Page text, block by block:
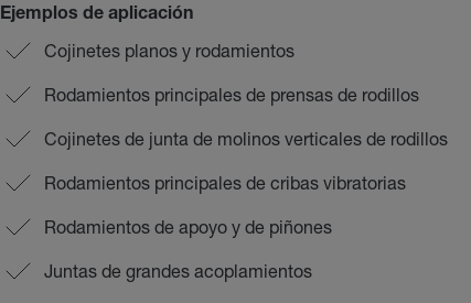
Ejemplos de aplicación
Cojinetes planos y rodamientos
Rodamientos principales de prensas de rodillos
Cojinetes de junta de molinos verticales de rodillos
Rodamientos principales de cribas vibratorias
Rodamientos de apoyo y de piñones
Juntas de grandes acoplamientos